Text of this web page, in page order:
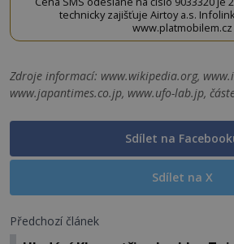
technicky zajišťuje Airtoy a.s.
www.platmobilem.cz
Zdroje informací: www.wikipedia.org,
www.japantimes.co.jp, www.ufo-lab.jp,
Sdílet na
Sdílet na X
Předchozí článek